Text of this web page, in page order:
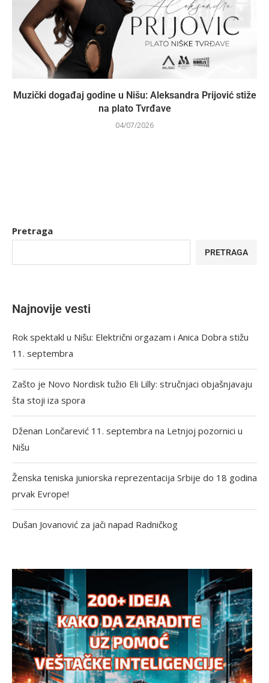
Muzički događaj godine u Nišu: Aleksandra Prijović stiže
na plato Tvrđave
04/07/2026
Pretraga
PRETRAGA
Najnovije vesti
Rok spektakl u Nišu: Električni orgazam i Anica Dobra stižu
11. septembra
Zašto je Novo Nordisk tužio Eli Lilly: stručnjaci objašnjavaju
šta stoji iza spora
Dženan Lončarević 11. septembra na Letnjoj pozornici u
Nišu
Ženska teniska juniorska reprezentacija Srbije do 18 godina
prvak Evrope!
Dušan Jovanović za jači napad Radničkog